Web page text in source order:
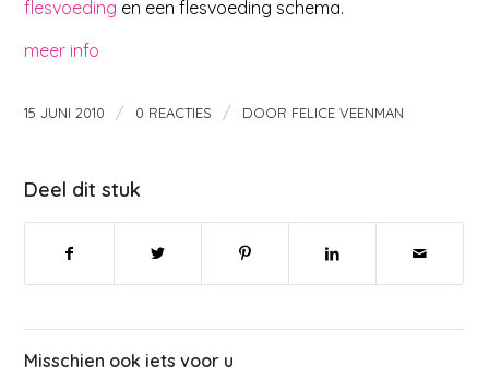
flesvoeding en een flesvoeding schema.
meer info
15 JUNI 2010 / 0 REACTIES / DOOR FELICE VEENMAN
Deel dit stuk
Misschien ook iets voor u